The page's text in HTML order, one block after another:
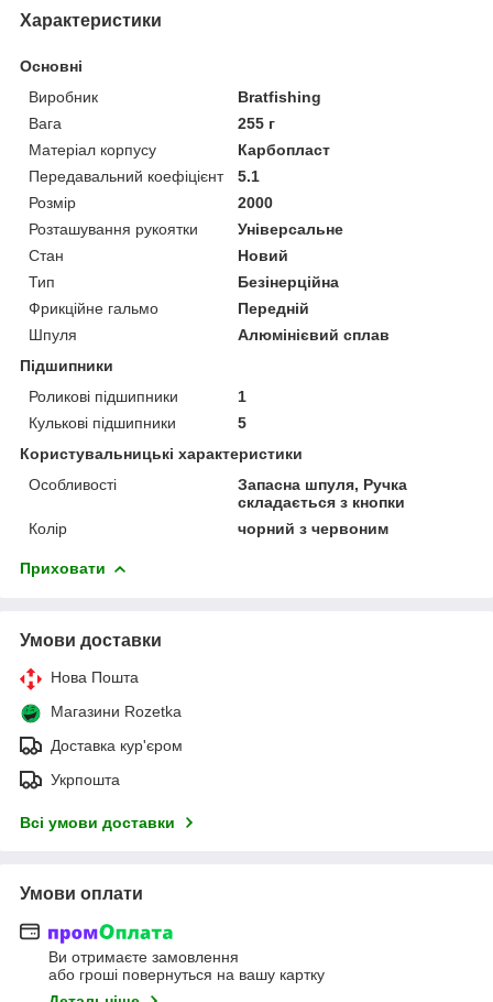
Характеристики
Основні
Виробник
Bratfishing
Вага
255 г
Матеріал корпусу
Карбопласт
Передавальний коефіцієнт
5.1
Розмір
2000
Розташування рукоятки
Універсальне
Стан
Новий
Тип
Безінерційна
Фрикційне гальмо
Передній
Шпуля
Алюмінієвий сплав
Підшипники
Роликові підшипники
1
Кулькові підшипники
5
Користувальницькі характеристики
Особливості
Запасна шпуля, Ручка
складається з кнопки
Колір
чорний з червоним
Приховати
Умови доставки
Нова Пошта
Магазини Rozetka
Доставка кур'єром
Укрпошта
Всі умови доставки
Умови оплати
Ви отримаєте замовлення
або гроші повернуться на вашу картку